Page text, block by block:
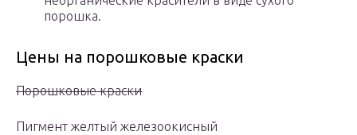
порошка.
Цены на порошковые краски
Порошковые краски
Пигмент желтый железоокисный